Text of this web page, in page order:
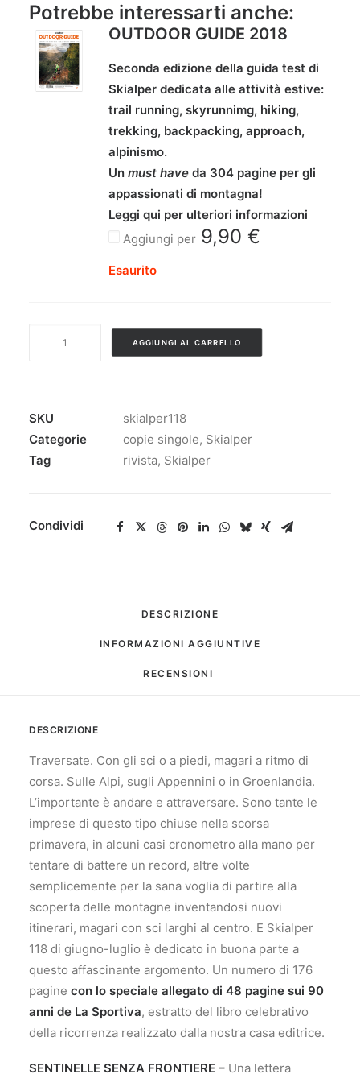
Potrebbe interessarti anche:
OUTDOOR GUIDE 2018
Seconda edizione della guida test di
Skialper dedicata alle attività estive:
trail running, skyrunnimg, hiking,
trekking, backpacking, approach,
alpinismo.
Unmust have da 304 pagine per gli
appassionati di montagna!
Leggi qui per ulteriori informazioni
Aggiungi per 9,90 €
Esaurito
AGGIUNGI AL CARRELLO
SKU
skialper118
Categorie
copie singole, Skialper
Tag
rivista, Skialper
Condividi
DESCRIZIONE
INFORMAZIONI AGGIUNTIVE
RECENSIONI
DESCRIZIONE
Traversate. Con gli sci o a piedi, magari a ritmo di
corsa. Sulle Alpi, sugli Appennini o in Groenlandia.
L’importante è andare e attraversare. Sono tante le
imprese di questo tipo chiuse nella scorsa
primavera, in alcuni casi cronometro alla mano per
tentare di battere un record, altre volte
semplicemente per la sana voglia di partire alla
scoperta delle montagne inventandosi nuovi
itinerari, magari con sci larghi al centro. E Skialper
118 di giugno-luglio è dedicato in buona parte a
questo affascinante argomento. Un numero di 176
pagine con lo speciale allegato di 48 pagine sui 90
anni de La Sportiva, estratto del libro celebrativo
della ricorrenza realizzato dalla nostra casa editrice.
SENTINELLE SENZA FRONTIERE – Una lettera